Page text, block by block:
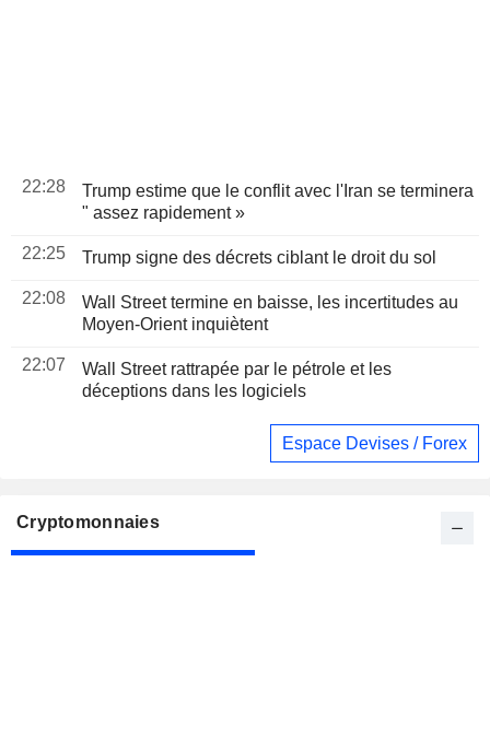
22:28
Trump estime que le conflit avec l'Iran se terminera
" assez rapidement »
22:25 Trump signe des décrets ciblant le droit du sol
22:08
Wall Street termine en baisse, les incertitudes au
Moyen-Orient inquiètent
22:07
Wall Street rattrapée par le pétrole et les
déceptions dans les logiciels
Espace Devises / Forex
Cryptomonnaies